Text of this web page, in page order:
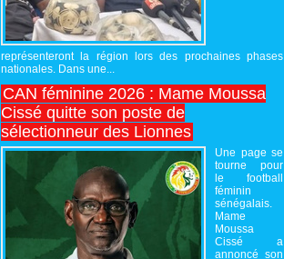
représenteront la région lors des prochaines phases
nationales. Dans une...
CAN féminine 2026 : Mame Moussa
Cissé quitte son poste de
sélectionneur des Lionnes
Une page se
tourne pour
le football
féminin
sénégalais.
Mame
Moussa
Cissé a
annoncé son